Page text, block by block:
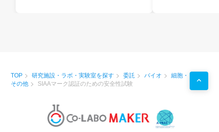
TOP 研究施設・ラボ・実験室を探す 委託 バイオ
細胞・
その他
SIAAマーク認証のための安全性試験